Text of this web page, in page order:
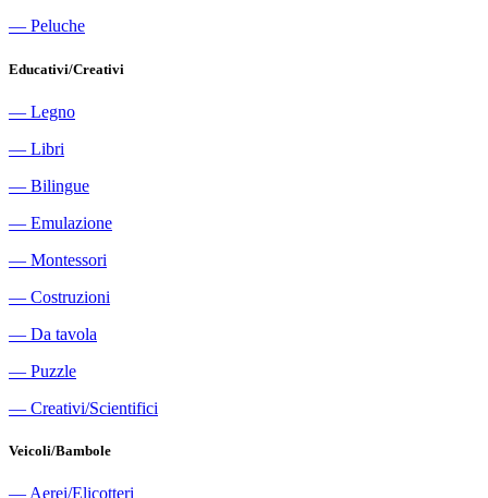
― Peluche
Educativi/Creativi
― Legno
― Libri
― Bilingue
― Emulazione
― Montessori
― Costruzioni
― Da tavola
― Puzzle
― Creativi/Scientifici
Veicoli/Bambole
― Aerei/Elicotteri